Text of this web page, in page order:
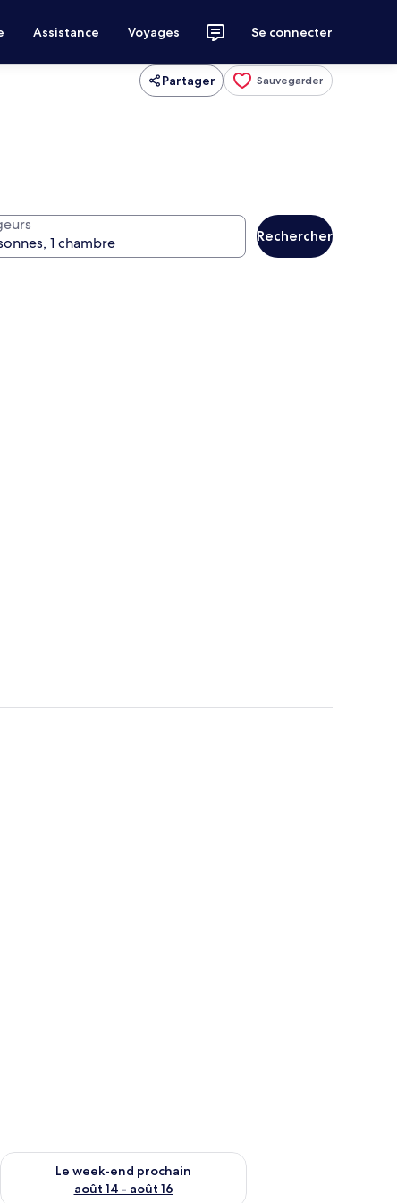
Assistance Voyages Se connecter
Partager Sauvegarder
Rechercher
août 7 - août 9
Le week-end prochain
août 14 - août 16
Vérifier la disponibilité pour le week-end prochain août 14 -